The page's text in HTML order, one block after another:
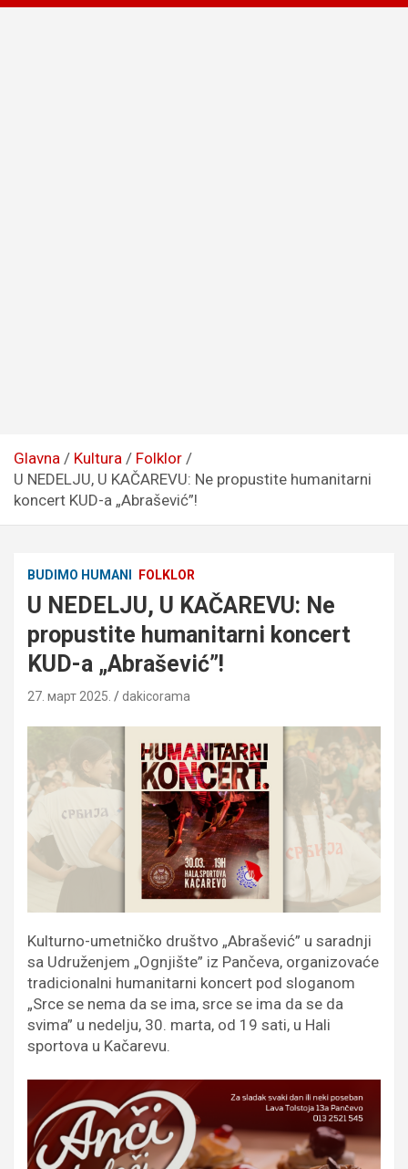
Glavna Kultura
Folklor
U NEDELJU, U KAČAREVU: Ne propustite humanitarni
koncert KUD-a „Abrašević”!
BUDIMO HUMANI FOLKLOR
U NEDELJU, U KAČAREVU: Ne
propustite humanitarni koncert
KUD-a „Abrašević”!
27. март 2025. dakicorama
Kulturno-umetničko društvo „Abrašević” u saradnji
sa Udruženjem „Ognjište” iz Pančeva, organizovaće
tradicionalni humanitarni koncert pod sloganom
„Srce se nema da se ima, srce se ima da se da
svima” u nedelju, 30. marta, od 19 sati, u Hali
sportova u Kačarevu.